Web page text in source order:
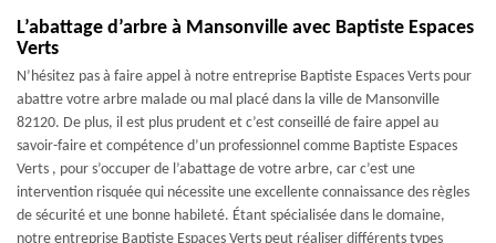
L’abattage d’arbre à Mansonville avec Baptiste Espaces
Verts
N’hésitez pas à faire appel à notre entreprise Baptiste Espaces Verts pour
abattre votre arbre malade ou mal placé dans la ville de Mansonville
82120. De plus, il est plus prudent et c’est conseillé de faire appel au
savoir-faire et compétence d’un professionnel comme Baptiste Espaces
Verts , pour s’occuper de l’abattage de votre arbre, car c’est une
intervention risquée qui nécessite une excellente connaissance des règles
de sécurité et une bonne habileté. Étant spécialisée dans le domaine,
notre entreprise Baptiste Espaces Verts peut réaliser différents types